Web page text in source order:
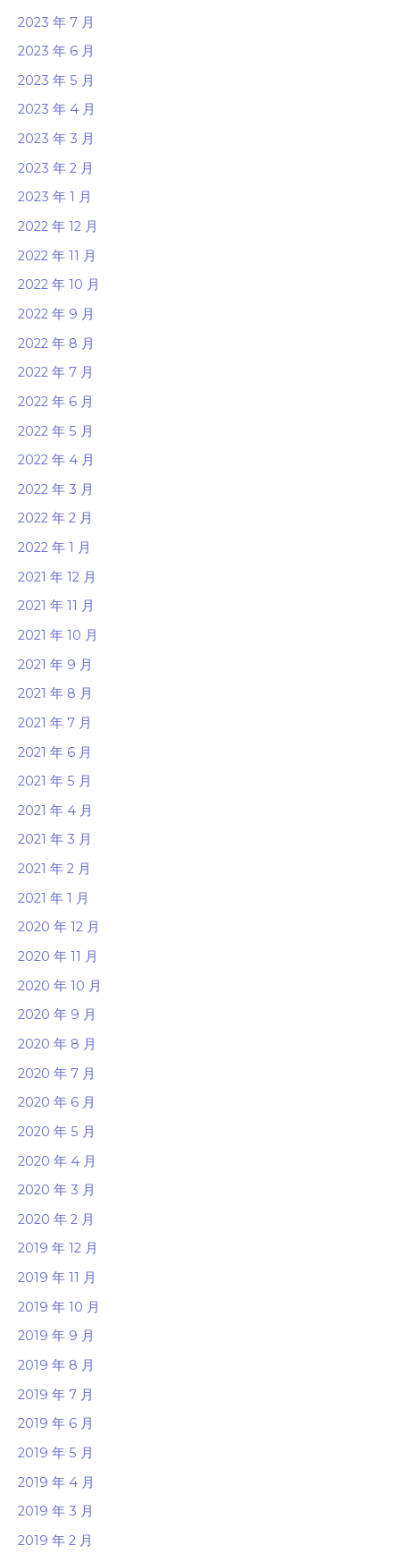
2023 年 7 月
2023 年 6 月
2023 年 5 月
2023 年 4 月
2023 年 3 月
2023 年 2 月
2023 年 1 月
2022 年 12 月
2022 年 11 月
2022 年 10 月
2022 年 9 月
2022 年 8 月
2022 年 7 月
2022 年 6 月
2022 年 5 月
2022 年 4 月
2022 年 3 月
2022 年 2 月
2022 年 1 月
2021 年 12 月
2021 年 11 月
2021 年 10 月
2021 年 9 月
2021 年 8 月
2021 年 7 月
2021 年 6 月
2021 年 5 月
2021 年 4 月
2021 年 3 月
2021 年 2 月
2021 年 1 月
2020 年 12 月
2020 年 11 月
2020 年 10 月
2020 年 9 月
2020 年 8 月
2020 年 7 月
2020 年 6 月
2020 年 5 月
2020 年 4 月
2020 年 3 月
2020 年 2 月
2019 年 12 月
2019 年 11 月
2019 年 10 月
2019 年 9 月
2019 年 8 月
2019 年 7 月
2019 年 6 月
2019 年 5 月
2019 年 4 月
2019 年 3 月
2019 年 2 月